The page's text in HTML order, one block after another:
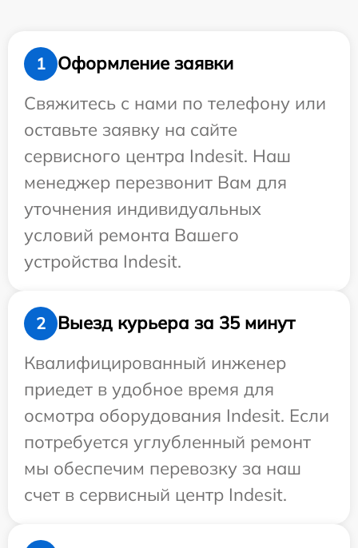
1
Оформление заявки
Свяжитесь с нами по телефону или
оставьте заявку на сайте
сервисного центра Indesit. Наш
менеджер перезвонит Вам для
уточнения индивидуальных
условий ремонта Вашего
устройства Indesit.
2
Выезд курьера за 35 минут
Квалифицированный инженер
приедет в удобное время для
осмотра оборудования Indesit. Если
потребуется углубленный ремонт
мы обеспечим перевозку за наш
счет в сервисный центр Indesit.